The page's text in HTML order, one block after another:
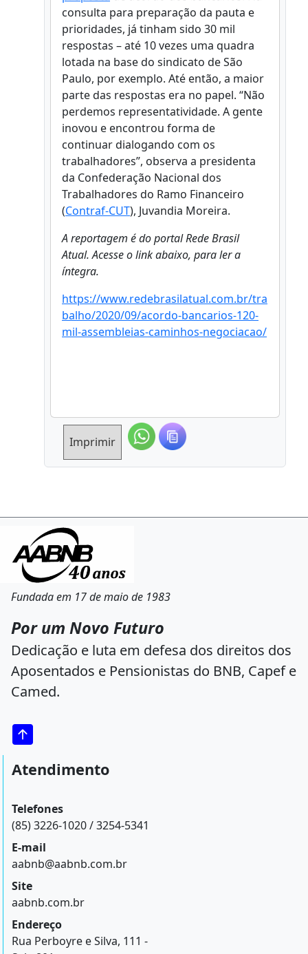
consulta para preparação da pauta e
prioridades, já tinham sido 30 mil
respostas – até 10 vezes uma quadra
lotada na base do sindicato de São
Paulo, por exemplo. Até então, a maior
parte das respostas era no papel. “Não
perdemos representatividade. A gente
inovou e encontrou forma de
continuar dialogando com os
trabalhadores”, observa a presidenta
da Confederação Nacional dos
Trabalhadores do Ramo Financeiro
(Contraf-CUT), Juvandia Moreira.
A reportagem é do portal Rede Brasil
Atual. Acesse o link abaixo, para ler a
íntegra.
https://www.redebrasilatual.com.br/tra
balho/2020/09/acordo-bancarios-120-
mil-assembleias-caminhos-negociacao/
Imprimir
Fundada em 17 de maio de 1983
Por um Novo Futuro
Dedicação e luta em defesa dos direitos dos
Aposentados e Pensionistas do BNB, Capef e
Camed.
Atendimento
Telefones
(85) 3226-1020 / 3254-5341
E-mail
aabnb@aabnb.com.br
Site
aabnb.com.br
Endereço
Rua Perboyre e Silva, 111 -